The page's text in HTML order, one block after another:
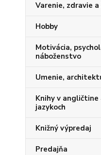
Varenie, zdravie
Hobby
Motivácia,
náboženstvo
Umenie,
Knihy v angličtine
jazykoch
Knižný výpredaj
Predajňa